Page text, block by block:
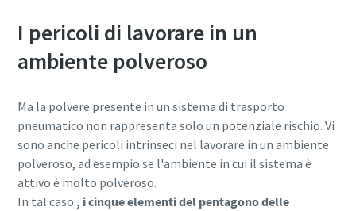
I pericoli di lavorare in un
ambiente polveroso
Ma la polvere presente in un sistema di trasporto
pneumatico non rappresenta solo un potenziale rischio. Vi
sono anche pericoli intrinseci nel lavorare in un ambiente
polveroso, ad esempio se l'ambiente in cui il sistema è
attivo è molto polveroso.
In tal caso , i cinque elementi del pentagono delle